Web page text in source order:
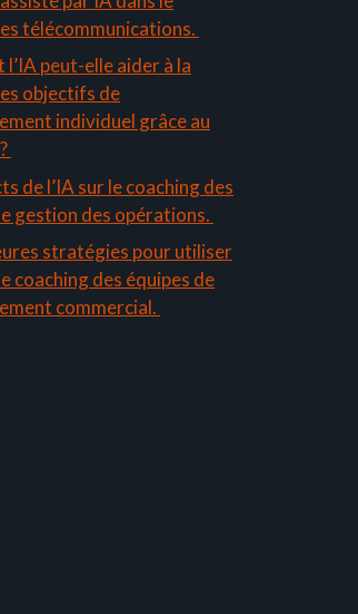
télécommunications.
l’IA peut-elle aider à la
objectifs de
individuel grâce au
de l’IA sur le coaching des
gestion des opérations.
stratégies pour utiliser
coaching des équipes de
commercial.